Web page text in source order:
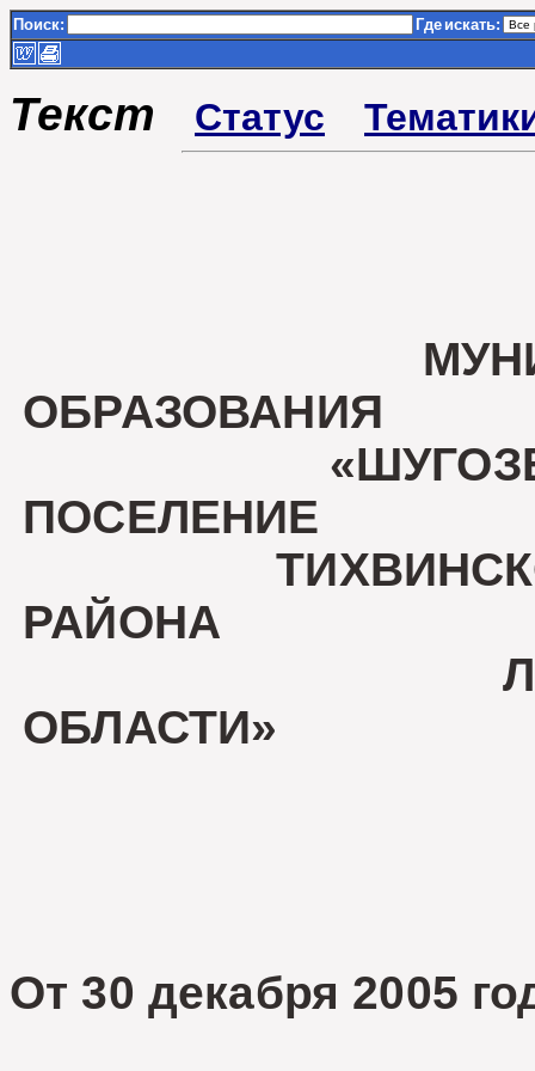
Поиск: Где искать:
Текст Статус
ОБРАЗОВАНИЯ
ПОСЕЛЕНИЕ
ТИХВИНСКОГО
РАЙОНА
ОБЛАСТИ»
От 30